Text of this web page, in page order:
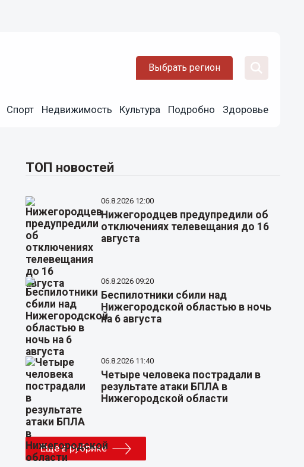
Выбрать регион
Спорт Недвижимость Культура Подробно Здоровье
ТОП новостей
06.8.2026 12:00
Нижегородцев предупредили об
отключениях телевещания до 16
августа
06.8.2026 09:20
Беспилотники сбили над
Нижегородской областью в ночь
на 6 августа
06.8.2026 11:40
Четыре человека пострадали в
результате атаки БПЛА в
Нижегородской области
Еще в рубрике